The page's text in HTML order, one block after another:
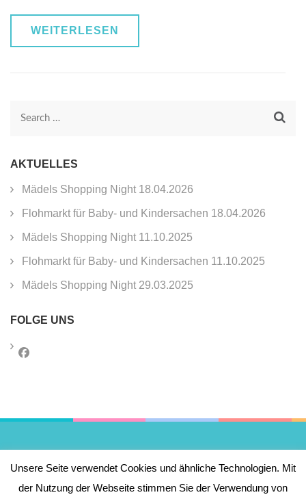
WEITERLESEN
Search
AKTUELLES
Mädels Shopping Night 18.04.2026
Flohmarkt für Baby- und Kindersachen 18.04.2026
Mädels Shopping Night 11.10.2025
Flohmarkt für Baby- und Kindersachen 11.10.2025
Mädels Shopping Night 29.03.2025
FOLGE UNS
Impressum
Datenschutzerklärung
Unsere Seite verwendet Cookies und ähnliche Technologien. Mit
der Nutzung der Webseite stimmen Sie der Verwendung von